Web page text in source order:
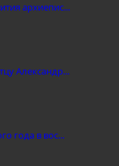
архиепис...
Александр...
года в вос...